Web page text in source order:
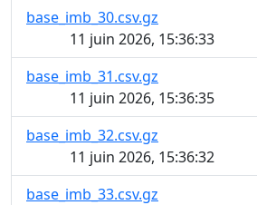
base_imb_30.csv.gz
11 juin 2026, 15:36:33
base_imb_31.csv.gz
11 juin 2026, 15:36:35
base_imb_32.csv.gz
11 juin 2026, 15:36:32
base_imb_33.csv.gz